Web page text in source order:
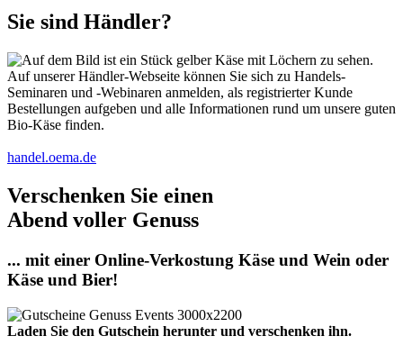
Sie sind Händler?
Auf unserer Händler-Webseite können Sie sich zu Handels-
Seminaren und -Webinaren anmelden, als registrierter Kunde
Bestellungen aufgeben und alle Informationen rund um unsere guten
Bio-Käse finden.
handel.oema.de
Verschenken Sie einen
Abend voller Genuss
... mit einer Online-Verkostung Käse und Wein oder
Käse und Bier!
Laden Sie den Gutschein herunter und verschenken ihn.